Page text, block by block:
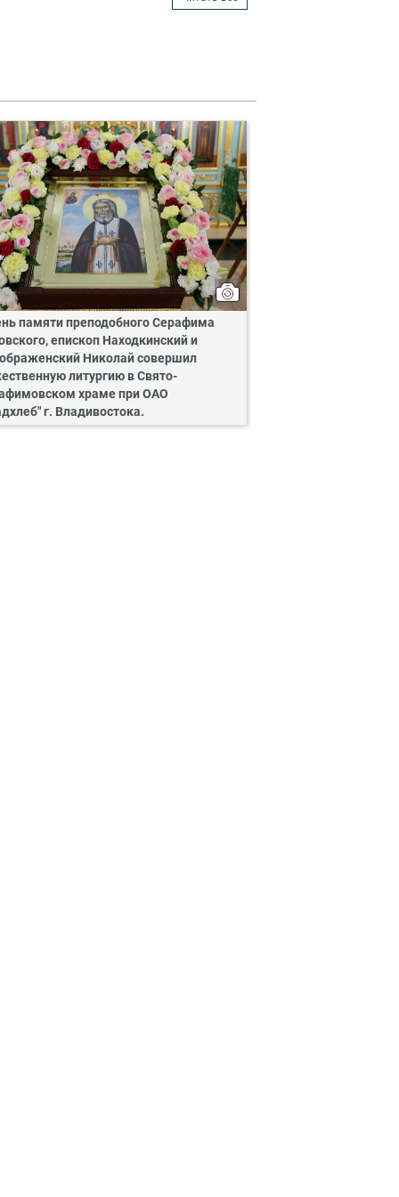
памяти преподобного Серафима
епископ Находкинский и
Николай совершил
литургию в Свято-
храме при ОАО
г. Владивостока.